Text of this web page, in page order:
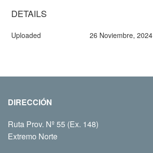
DETAILS
Uploaded 26 Noviembre, 2024
DIRECCIÓN
Ruta Prov. Nº 55 (Ex. 148)
Extremo Norte